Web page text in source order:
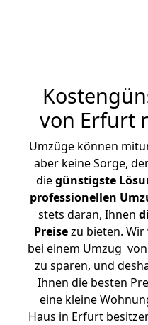
von Erfurt
Umzüge können
aber keine Sorge,
diegünstigste
professionellen
stets daran, Ihnen
Preisezu bieten.
bei einem Umzug
zu sparen, und
Ihnen die besten
eine kleine
Haus in Erfurt